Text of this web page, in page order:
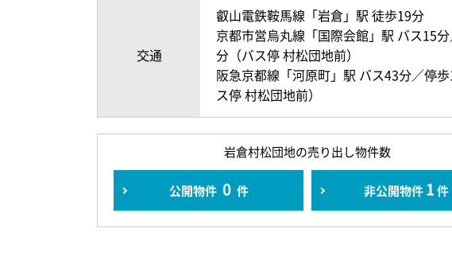
交通
叡山電鉄鞍馬線「岩倉」駅 徒歩19分
京都市営烏丸線「国際会館」駅 バス15
分（バス停 村松団地前）
阪急京都線「河原町」駅 バス43分／停
ス停 村松団地前）
岩倉村松団地の売り出し物件数
公開物件 0 件 非公開物件1件